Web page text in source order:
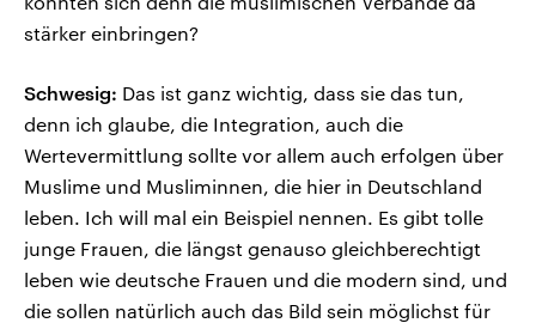
stärker einbringen?
Schwesig: Das ist ganz wichtig, dass sie das tun,
denn ich glaube, die Integration, auch die
Wertevermittlung sollte vor allem auch erfolgen über
Muslime und Musliminnen, die hier in Deutschland
leben. Ich will mal ein Beispiel nennen. Es gibt tolle
junge Frauen, die längst genauso gleichberechtigt
leben wie deutsche Frauen und die modern sind, und
die sollen natürlich auch das Bild sein möglichst für